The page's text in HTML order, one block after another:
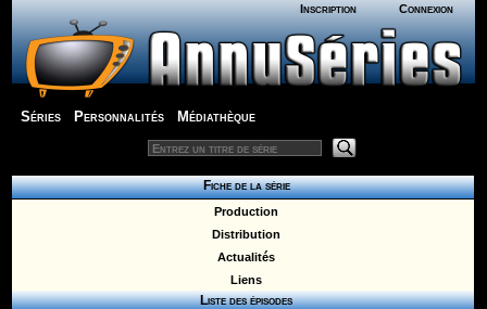
Inscription Connexion
Séries Personnalités Médiathèque
Fiche de la série
Production
Distribution
Actualités
Liens
Liste des épisodes